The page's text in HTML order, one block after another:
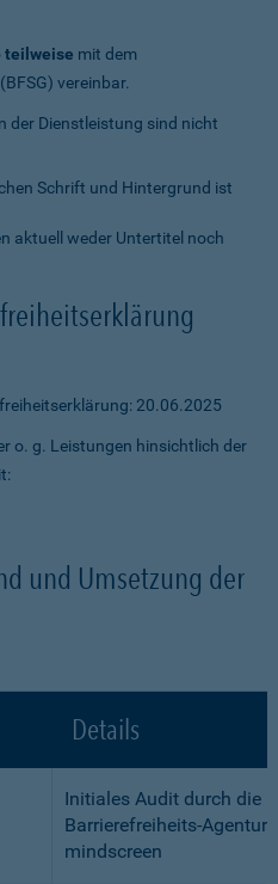
teilweise mit dem
vereinbar.
der Dienstleistung sind nicht
Schrift und Hintergrund ist
aktuell weder Untertitel noch
20.06.2025
o. g. Leistungen hinsichtlich der
und Umsetzung der
Details
Initiales Audit durch die
Barrierefreiheits-Agentur
mindscreen